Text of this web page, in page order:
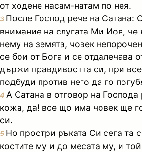
от ходене насам-натам по нея.
3 После Господ рече на Сатана:
внимание на слугата Ми Иов, че
нему на земята, човек
се бои от Бога и се отдалечава
държи правдивостта си, при
подбуди против него да го
4 А Сатана в отговор на
кожа, да! все що има човек ще
си.
5 Но простри ръката Си сега та
костите му и до месата му, и